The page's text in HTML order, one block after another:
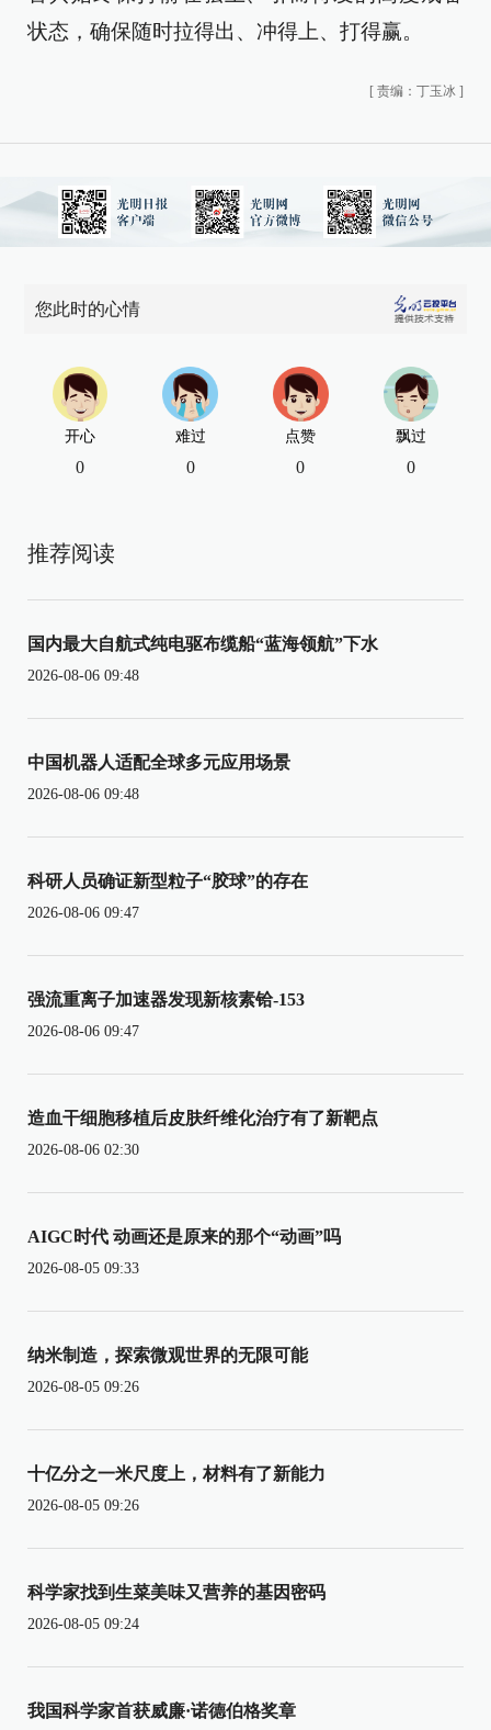
状态，确保随时拉得出、冲得上、打得赢。
[ 责编：丁玉冰 ]
您此时的心情
开心
0
难过
0
点赞
0
飘过
0
推荐阅读
国内最大自航式纯电驱布缆船“蓝海领航”下水
2026-08-06 09:48
中国机器人适配全球多元应用场景
2026-08-06 09:48
科研人员确证新型粒子“胶球”的存在
2026-08-06 09:47
强流重离子加速器发现新核素铪-153
2026-08-06 09:47
造血干细胞移植后皮肤纤维化治疗有了新靶点
2026-08-06 02:30
AIGC时代 动画还是原来的那个“动画”吗
2026-08-05 09:33
纳米制造，探索微观世界的无限可能
2026-08-05 09:26
十亿分之一米尺度上，材料有了新能力
2026-08-05 09:26
科学家找到生菜美味又营养的基因密码
2026-08-05 09:24
我国科学家首获威廉·诺德伯格奖章